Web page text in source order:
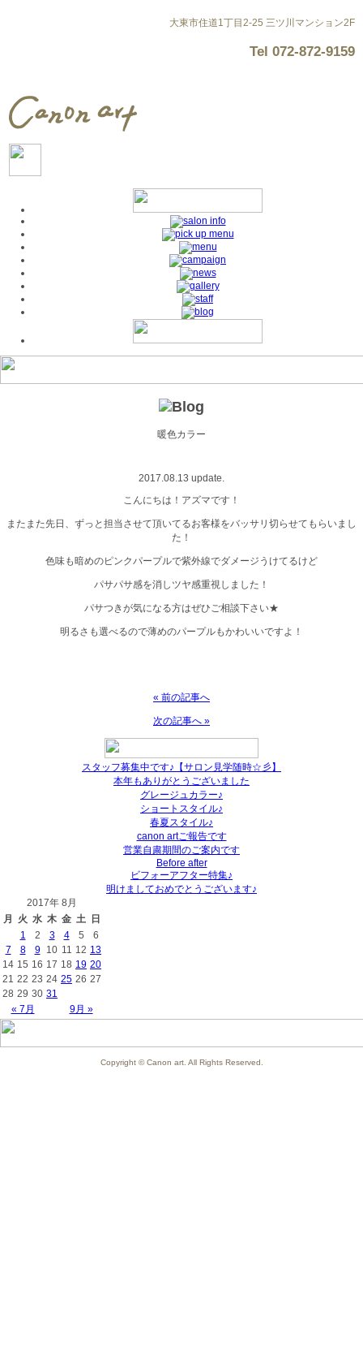
大東市住道1丁目2-25 三ツ川マンション2F
Tel 072-872-9159
暖色カラー
2017.08.13 update.
こんにちは！アズマです！
またまた先日、ずっと担当させて頂いてるお客様をバッサリ切らせてもらいまし
た！
色味も暗めのピンクパープルで紫外線でダメージうけてるけど
パサパサ感を消しツヤ感重視しました！
パサつきが気になる方はぜひご相談下さい★
明るさも選べるので薄めのパープルもかわいいですよ！
« 前の記事へ
次の記事へ »
スタッフ募集中です♪【サロン見学随時☆彡】
本年もありがとうございました
グレージュカラー♪
ショートスタイル♪
春夏スタイル♪
canon artご報告です
営業自粛期間のご案内です
Before after
ビフォーアフター特集♪
明けましておめでとうございます♪
2017年 8月
月
火 水 木 金 土 日
« 7月 9月 »
1 2 3 4 5
6
7
8 9 10 11 12 13
14 15 16 17 18 19 20
21 22 23 24 25 26 27
28 29 30 31
Copyright © Canon art. All Rights Reserved.